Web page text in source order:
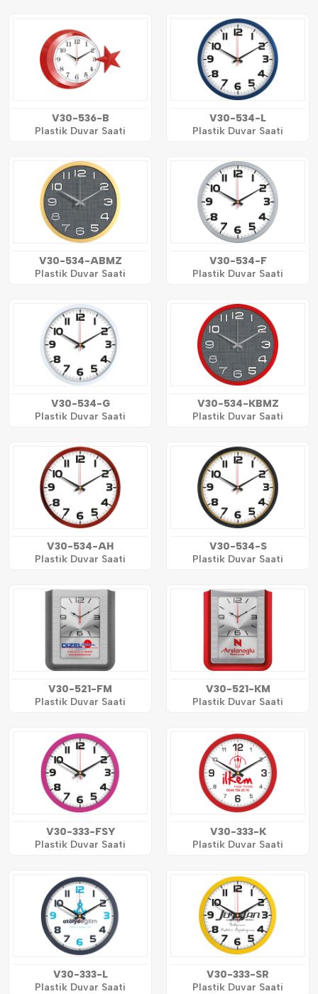
V30-536-B
Plastik Duvar Saati
V30-534-L
Plastik Duvar Saati
V30-534-ABMZ
Plastik Duvar Saati
V30-534-F
Plastik Duvar Saati
V30-534-G
Plastik Duvar Saati
V30-534-KBMZ
Plastik Duvar Saati
V30-534-AH
Plastik Duvar Saati
V30-534-S
Plastik Duvar Saati
V30-521-FM
Plastik Duvar Saati
V30-521-KM
Plastik Duvar Saati
V30-333-FSY
Plastik Duvar Saati
V30-333-K
Plastik Duvar Saati
V30-333-L
Plastik Duvar Saati
V30-333-SR
Plastik Duvar Saati